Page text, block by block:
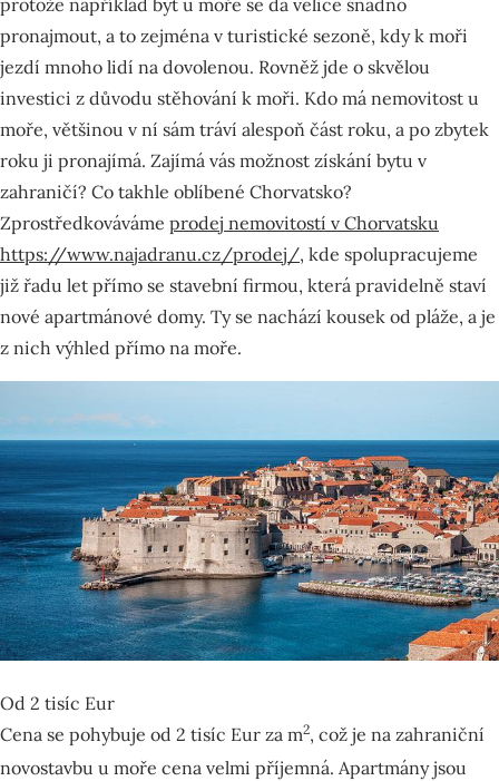
pronajmout, a to zejména v turistické sezoně, kdy k moři
jezdí mnoho lidí na dovolenou. Rovněž jde o skvělou
investici z důvodu stěhování k moři. Kdo má nemovitost u
moře, většinou v ní sám tráví alespoň část roku, a po zbytek
roku ji pronajímá. Zajímá vás možnost získání bytu v
zahraničí? Co takhle oblíbené Chorvatsko?
Zprostředkováváme prodej nemovitostí v Chorvatsku
https://www.najadranu.cz/prodej/, kde spolupracujeme
již řadu let přímo se stavební firmou, která pravidelně staví
nové apartmánové domy. Ty se nachází kousek od pláže, a je
z nich výhled přímo na moře.
Od 2 tisíc Eur
Cena se pohybuje od 2 tisíc Eur za m2, což je na zahraniční
novostavbu u moře cena velmi příjemná. Apartmány jsou